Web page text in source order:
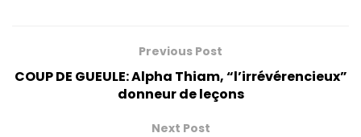
Previous Post
COUP DE GUEULE: Alpha Thiam, “l’irrévérencieux”
donneur de leçons
Next Post